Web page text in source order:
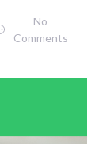
No
Comments